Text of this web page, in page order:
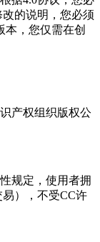
的说明，您必须
本，您仅需在创
产权组织版权公
规定，使用者拥
），不受CC许